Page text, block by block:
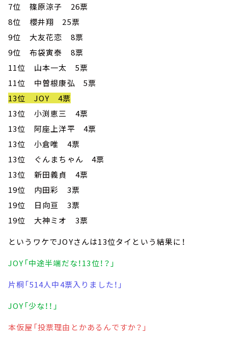
7位 篠原涼子 26票
8位 櫻井翔 25票
9位 大友花恋 8票
9位 布袋寅泰 8票
11位 山本一太 5票
11位 中曽根康弘 5票
13位 JOY 4票
13位 小渕恵三 4票
13位 阿座上洋平 4票
13位 小倉唯 4票
13位 ぐんまちゃん 4票
13位 新田義貞 4票
19位 内田彩 3票
19位 日向亘 3票
19位 大神ミオ 3票
というワケでJOYさんは13位タイという結果に！
JOY「中途半端だな！13位！？」
片桐「514人中4票入りました！」
JOY「少な！！」
本仮屋「投票理由とかあるんですか？」